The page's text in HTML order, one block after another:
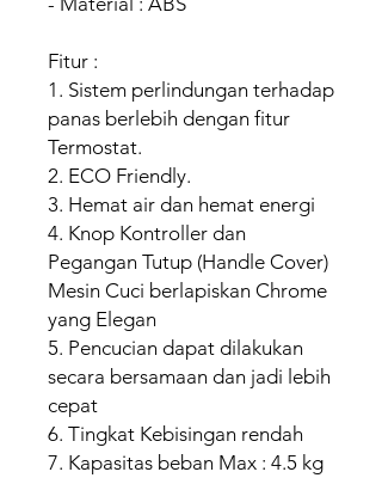
Fitur :
1. Sistem perlindungan terhadap
panas berlebih dengan fitur
Termostat.
2. ECO Friendly.
3. Hemat air dan hemat energi
4. Knop Kontroller dan
Pegangan Tutup (Handle Cover)
Mesin Cuci berlapiskan Chrome
yang Elegan
5. Pencucian dapat dilakukan
secara bersamaan dan jadi lebih
cepat
6. Tingkat Kebisingan rendah
7. Kapasitas beban Max : 4.5 kg